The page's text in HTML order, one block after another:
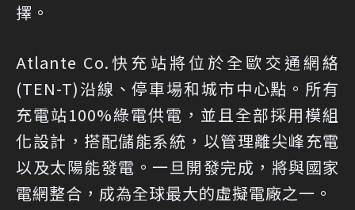
擇。
Atlante Co.快充站將位於全歐交通網絡
(TEN-T)沿線、停車場和城市中心點。所有
充電站100%綠電供電，並且全部採用模組
化設計，搭配儲能系統，以管理離尖峰充電
以及太陽能發電。一旦開發完成，將與國家
電網整合，成為全球最大的虛擬電廠之一。